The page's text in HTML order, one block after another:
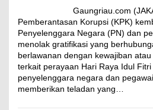
Gaungriau.com
Pemberantasan Korupsi (KPK)
Penyelenggara Negara (PN) dan
menolak gratifikasi yang
berlawanan dengan kewajiban
terkait perayaan Hari Raya Idul
penyelenggara negara dan
memberikan teladan yang…